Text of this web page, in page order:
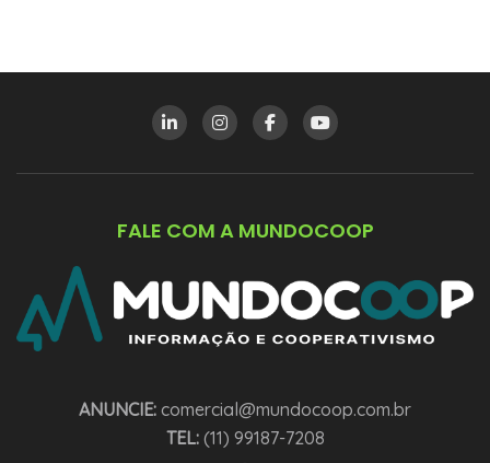
FALE COM A MUNDOCOOP
ANUNCIE: comercial@mundocoop.com.br
TEL:(11) 99187-7208